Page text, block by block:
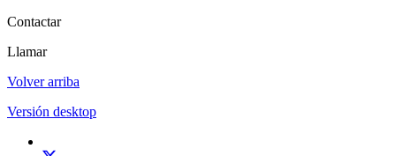
Contactar
Llamar
Volver arriba
Versión desktop